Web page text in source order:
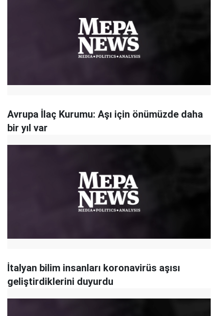
Avrupa İlaç Kurumu: Aşı için önümüzde daha
bir yıl var
İtalyan bilim insanları koronavirüs aşısı
geliştirdiklerini duyurdu